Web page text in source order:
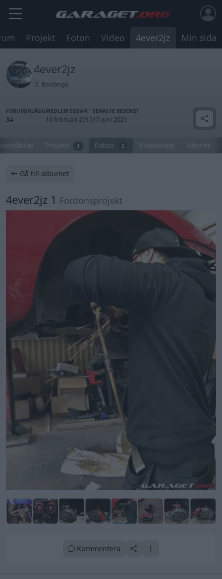
Projekt Foton Video 4ever2jz Min sida
4ever2jz
Borlänge
FORUMINLÄGG
34
MEDLEM SEDAN
16 februari 2015
SENASTE BESÖKET
15 juni 2021
Projekt 1 Foton 2 Videoklipp Vänner
Gå till albumet
4ever2jz 1 Fordonsprojekt
Kommentera